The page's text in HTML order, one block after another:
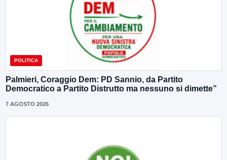
POLITICA
Palmieri, Coraggio Dem: PD Sannio, da Partito
Democratico a Partito Distrutto ma nessuno si dimette”
7 AGOSTO 2026